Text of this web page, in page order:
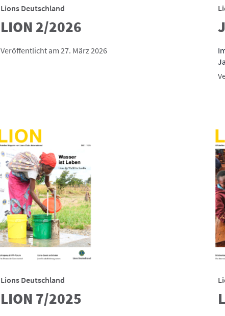
Lions Deutschland
LION 2/2026
Veröffentlicht am 27. März 2026
Lions Deutschland
LION 7/2025